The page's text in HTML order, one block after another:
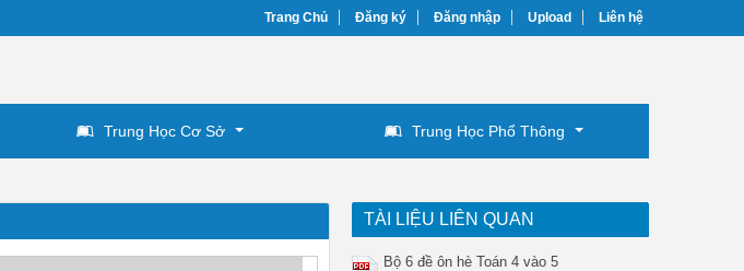
Trang Chủ Đăng ký Đăng nhập Upload Liên hệ
Trung Học Cơ Sở Trung Học Phổ Thông
TÀI LIỆU LIÊN QUAN
Bộ 6 đề ôn hè Toán 4 vào 5